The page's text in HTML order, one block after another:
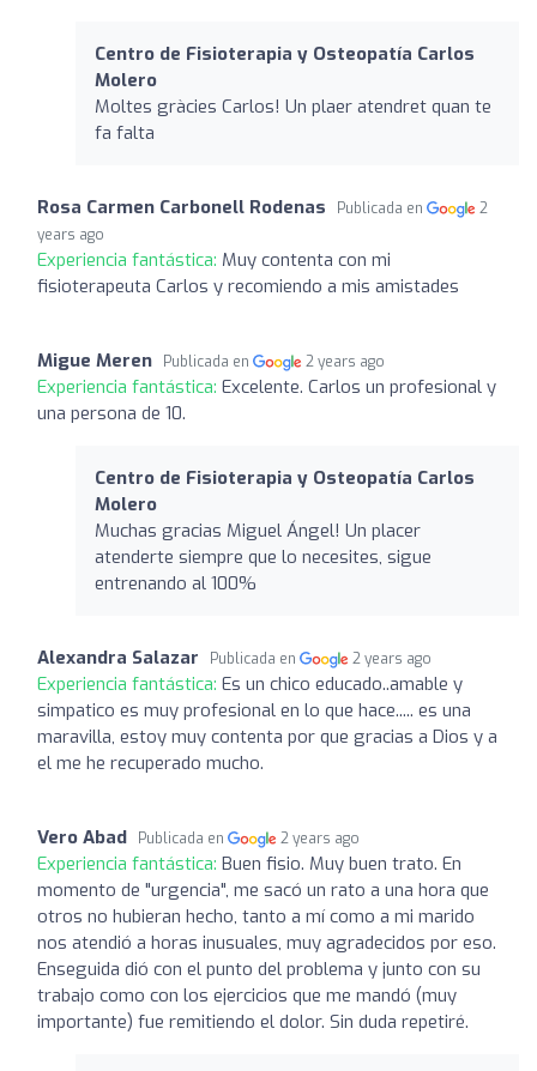
Centro de Fisioterapia y Osteopatía Carlos
Molero
Moltes gràcies Carlos! Un plaer atendret quan te
fa falta
Rosa Carmen Carbonell Rodenas Publicada en
2
years ago
Experiencia fantástica: Muy contenta con mi
fisioterapeuta Carlos y recomiendo a mis amistades
Migue Meren Publicada en 2 years ago
Experiencia fantástica: Excelente. Carlos un profesional y
una persona de 10.
Centro de Fisioterapia y Osteopatía Carlos
Molero
Muchas gracias Miguel Ángel! Un placer
atenderte siempre que lo necesites, sigue
entrenando al 100%
Alexandra Salazar Publicada en 2 years ago
Experiencia fantástica: Es un chico educado..amable y
simpatico es muy profesional en lo que hace..... es una
maravilla, estoy muy contenta por que gracias a Dios y a
el me he recuperado mucho.
Vero Abad Publicada en 2 years ago
Experiencia fantástica: Buen fisio. Muy buen trato. En
momento de "urgencia", me sacó un rato a una hora que
otros no hubieran hecho, tanto a mí como a mi marido
nos atendió a horas inusuales, muy agradecidos por eso.
Enseguida dió con el punto del problema y junto con su
trabajo como con los ejercicios que me mandó (muy
importante) fue remitiendo el dolor. Sin duda repetiré.